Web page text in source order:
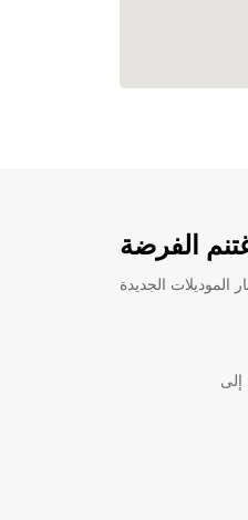
الفرضة
الموديلات الجديدة